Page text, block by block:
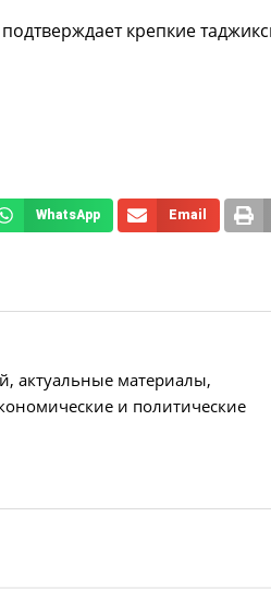
крепкие
WhatsApp Email
актуальные материалы,
и политические